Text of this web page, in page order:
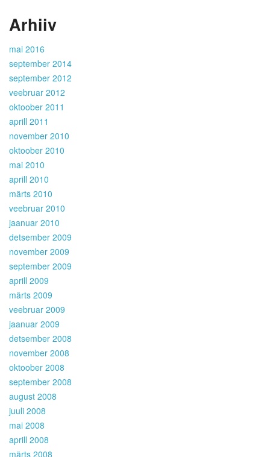
Arhiiv
mai 2016
september 2014
september 2012
veebruar 2012
oktoober 2011
aprill 2011
november 2010
oktoober 2010
mai 2010
aprill 2010
märts 2010
veebruar 2010
jaanuar 2010
detsember 2009
november 2009
september 2009
aprill 2009
märts 2009
veebruar 2009
jaanuar 2009
detsember 2008
november 2008
oktoober 2008
september 2008
august 2008
juuli 2008
mai 2008
aprill 2008
märts 2008